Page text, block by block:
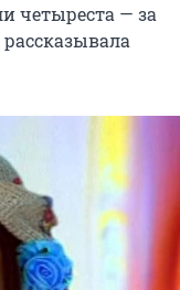
четыреста — за